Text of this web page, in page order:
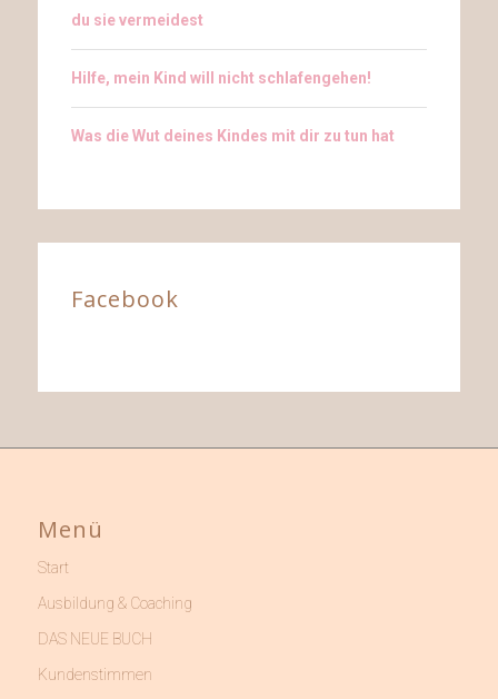
du sie vermeidest
Hilfe, mein Kind will nicht schlafengehen!
Was die Wut deines Kindes mit dir zu tun hat
Facebook
Menü
Start
Ausbildung & Coaching
DAS NEUE BUCH
Kundenstimmen